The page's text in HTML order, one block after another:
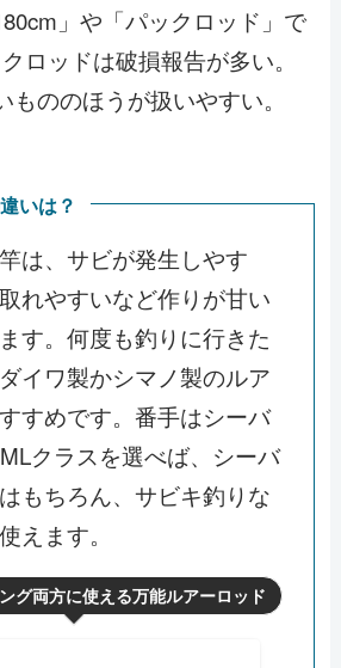
」や「パックロッド」で
ロッドは破損報告が多い。
もののほうが扱いやすい。
いは？
は、サビが発生しやす
れやすいなど作りが甘い
す。何度も釣りに行きた
イワ製かシマノ製のルア
すめです。番手はシーバ
クラスを選べば、シーバ
もちろん、サビキ釣りな
えます。
グ両方に使える万能ルアーロッド